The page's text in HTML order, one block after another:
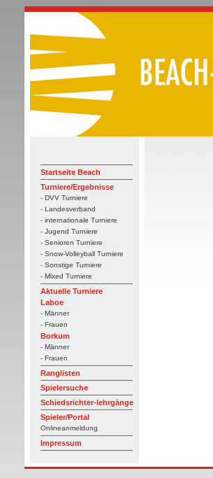
Startseite Beach
Turniere/Ergebnisse
- DVV Turniere
- Landesverband
- internationale Turniere
- Jugend Turniere
- Senioren Turniere
- Snow-Volleyball Turniere
- Sonstige Turniere
- Mixed Turniere
Aktuelle Turniere
Laboe
- Männer
- Frauen
Borkum
- Männer
- Frauen
Ranglisten
Spielersuche
Schiedsrichter-lehrgänge
Spieler/Portal
Onlineanmeldung
Impressum